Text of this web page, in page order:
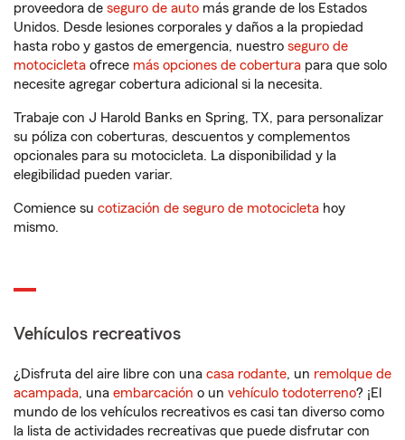
proveedora de seguro de auto más grande de los Estados
Unidos. Desde lesiones corporales y daños a la propiedad
hasta robo y gastos de emergencia, nuestro seguro de
motocicleta ofrece más opciones de cobertura para que solo
necesite agregar cobertura adicional si la necesita.
Trabaje con J Harold Banks en Spring, TX, para personalizar
su póliza con coberturas, descuentos y complementos
opcionales para su motocicleta. La disponibilidad y la
elegibilidad pueden variar.
Comience su cotización de seguro de motocicleta hoy
mismo.
Vehículos recreativos
¿Disfruta del aire libre con una casa rodante, un remolque de
acampada, una embarcación o un vehículo todoterreno? ¡El
mundo de los vehículos recreativos es casi tan diverso como
la lista de actividades recreativas que puede disfrutar con